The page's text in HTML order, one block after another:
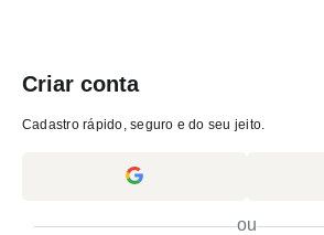
Criar conta
Cadastro rápido, seguro e do seu jeito.
ou